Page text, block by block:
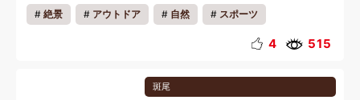
絶景 アウトドア 自然 スポーツ
リフレッシュ
4 515
斑尾